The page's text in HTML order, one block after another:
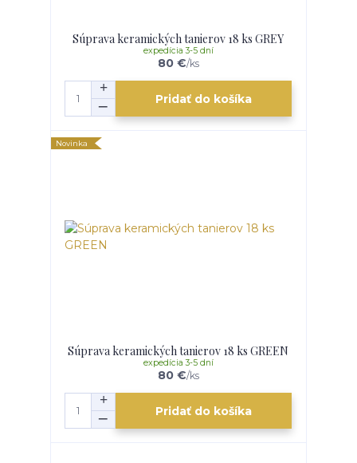
Súprava keramických tanierov 18 ks GREY
80 €/ks
expedícia 3-5 dní
Pridať do košíka
Novinka
Súprava keramických tanierov 18 ks GREEN
80 €/ks
expedícia 3-5 dní
Pridať do košíka